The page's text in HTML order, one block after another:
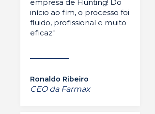
empresa de Hunting! Do
início ao fim, o processo foi
fluido, profissional e muito
eficaz."
Ronaldo Ribeiro
CEO da Farmax